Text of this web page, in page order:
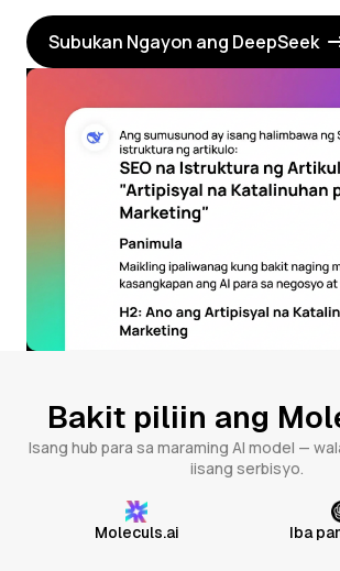
Subukan Ngayon ang DeepSeek
Bakit piliin ang
Isang hub para sa maraming AI model —
iisang serbisyo.
Moleculs.ai Iba